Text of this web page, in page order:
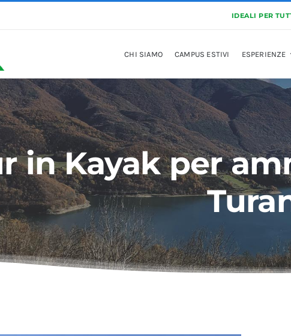
CHI SIAMO CAMPUS ESTIVI ESPERIENZE
in Kayak per